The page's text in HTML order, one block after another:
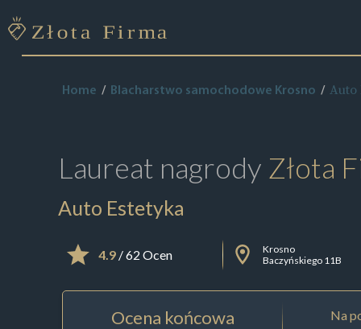
Home Blacharstwo samochodowe Krosno Auto
Laureat nagrody Złota
Auto Estetyka
4.9/ 62 Ocen
Krosno
Baczyńskiego 11B
Ocena końcowa Na